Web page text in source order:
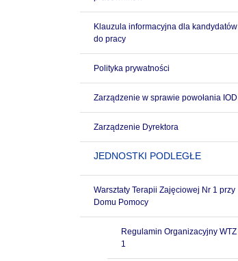
Klauzula informacyjna dla kandydatów
do pracy
Polityka prywatności
Zarządzenie w sprawie powołania IOD
Zarządzenie Dyrektora
JEDNOSTKI PODLEGŁE
Warsztaty Terapii Zajęciowej Nr 1 przy
Domu Pomocy
Regulamin Organizacyjny WTZ
1